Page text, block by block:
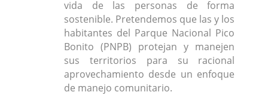
vida de las personas de forma
sostenible. Pretendemos que las y los
habitantes del Parque Nacional Pico
Bonito (PNPB) protejan y manejen
sus territorios para su racional
aprovechamiento desde un enfoque
de manejo comunitario.